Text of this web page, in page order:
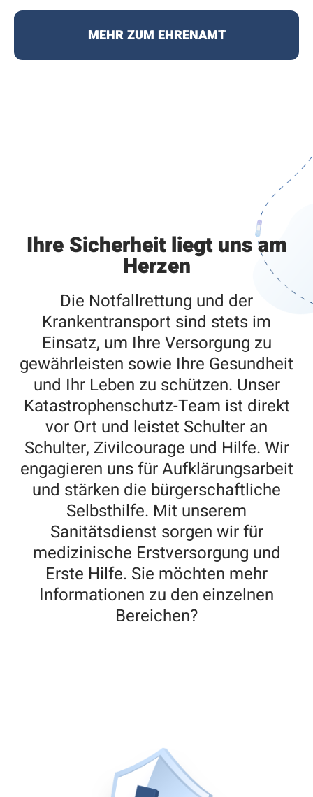
MEHR ZUM EHRENAMT
Ihre Sicherheit liegt uns am
Herzen
Die Notfallrettung und der
Krankentransport sind stets im
Einsatz, um Ihre Versorgung zu
gewährleisten sowie Ihre Gesundheit
und Ihr Leben zu schützen. Unser
Katastrophenschutz-Team ist direkt
vor Ort und leistet Schulter an
Schulter, Zivilcourage und Hilfe. Wir
engagieren uns für Aufklärungsarbeit
und stärken die bürgerschaftliche
Selbsthilfe. Mit unserem
Sanitätsdienst sorgen wir für
medizinische Erstversorgung und
Erste Hilfe. Sie möchten mehr
Informationen zu den einzelnen
Bereichen?